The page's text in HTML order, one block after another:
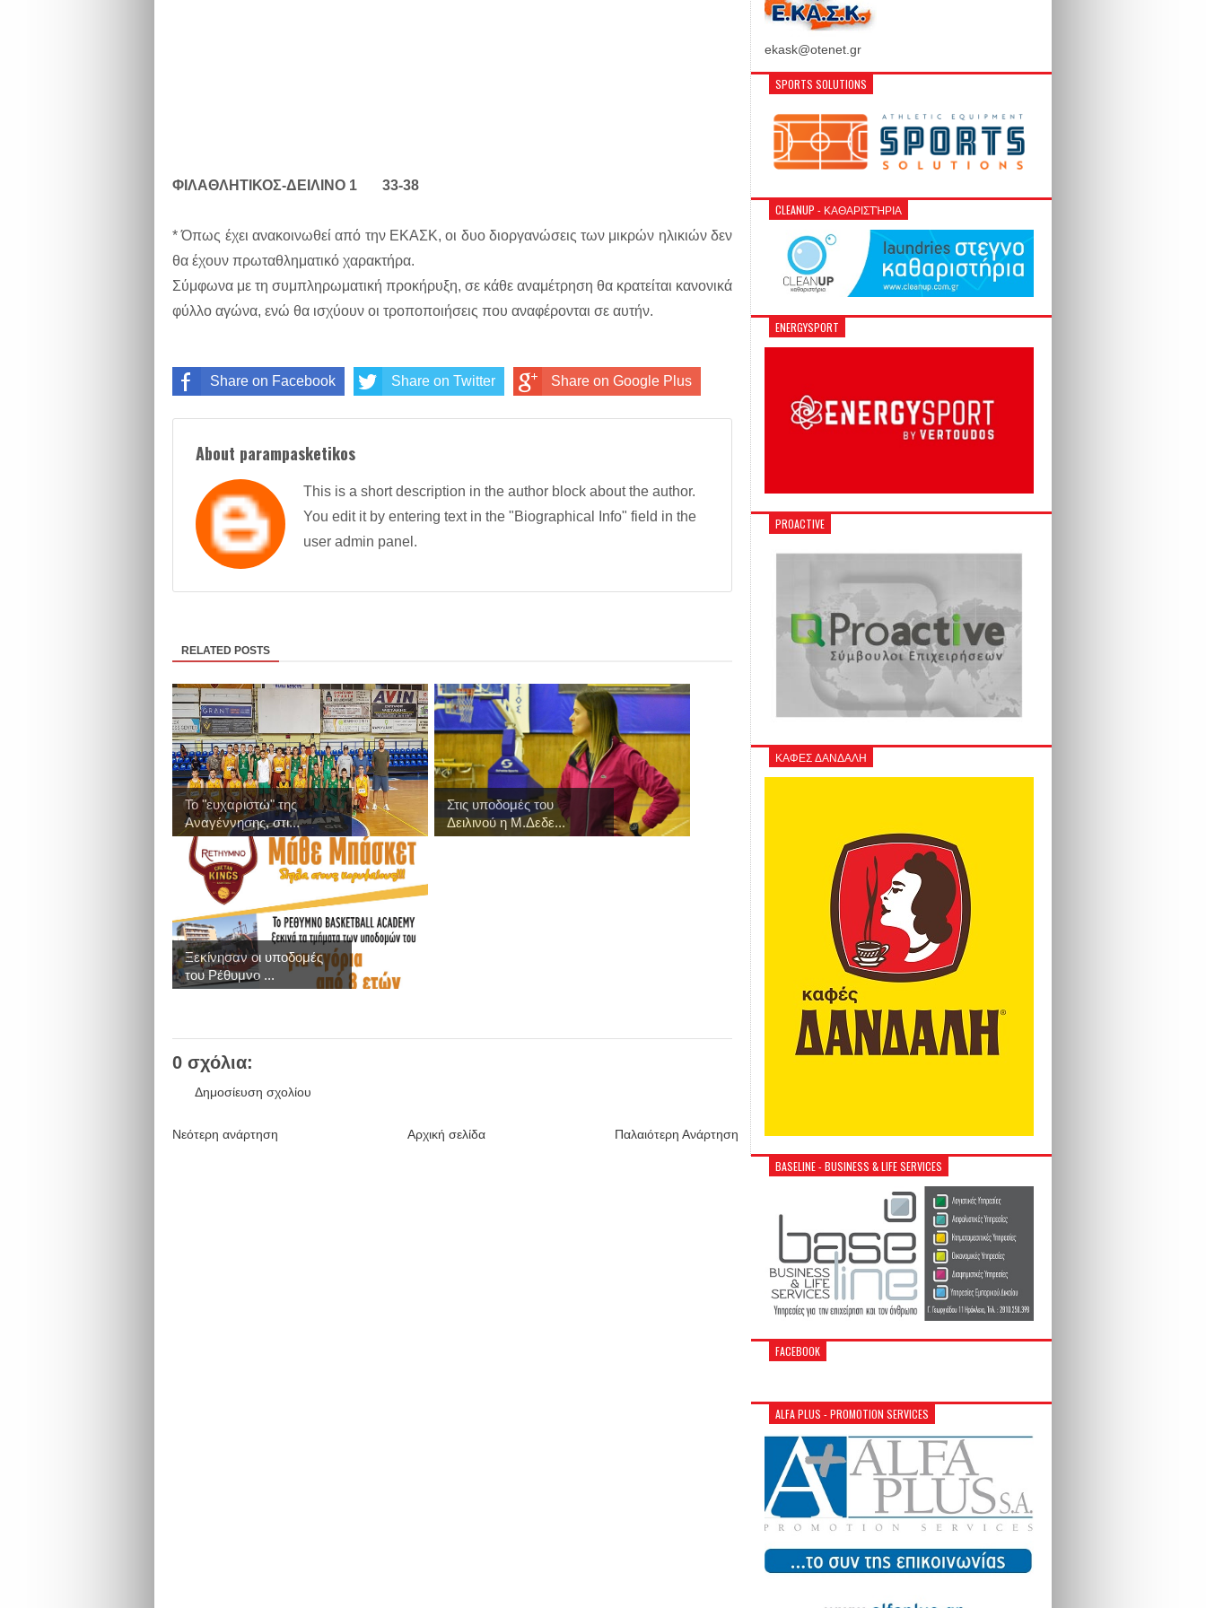
ΦΙΛΑΘΛΗΤΙΚΟΣ-ΔΕΙΛΙΝΟ 1 33-38
* Όπως έχει ανακοινωθεί από την ΕΚΑΣΚ, οι δυο διοργανώσεις των μικρών ηλικιών δεν
θα έχουν πρωταθληματικό χαρακτήρα.
Σύμφωνα με τη συμπληρωματική προκήρυξη, σε κάθε αναμέτρηση θα κρατείται κανονικά
φύλλο αγώνα, ενώ θα ισχύουν οι τροποποιήσεις που αναφέρονται σε αυτήν.
Share on Facebook Share on Twitter Share on Google Plus
About parampasketikos
This is a short description in the author block about the author.
You edit it by entering text in the "Biographical Info" field in the
user admin panel.
RELATED POSTS
Το "ευχαριστώ" της
Αναγέννησης, στι...
Στις υποδομές του
Δειλινού η Μ.Δεδε...
Ξεκίνησαν οι υποδομές
του Ρέθυμνο ...
0 σχόλια:
Δημοσίευση σχολίου
Νεότερη ανάρτηση Παλαιότερη Ανάρτηση
Αρχική σελίδα
ekask@otenet.gr
SPORTS SOLUTIONS
CLEANUP - ΚΑΘΑΡΙΣΤΉΡΙΑ
ENERGYSPORT
PROACTIVE
ΚΑΦΕΣ ΔΑΝΔΑΛΗ
BASELINE - BUSINESS & LIFE SERVICES
FACEBOOK
ALFA PLUS - PROMOTION SERVICES